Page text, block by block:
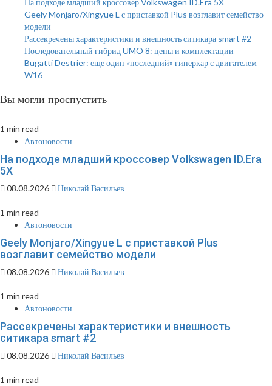
На подходе младший кроссовер Volkswagen ID.Era 5X
Geely Monjaro/Xingyue L с приставкой Plus возглавит семейство
модели
Рассекречены характеристики и внешность ситикара smart #2
Последовательный гибрид UMO 8: цены и комплектации
Bugatti Destrier: еще один «последний» гиперкар с двигателем
W16
Вы могли проспустить
1 min read
Автоновости
На подходе младший кроссовер Volkswagen ID.Era
5X
08.08.2026 Николай Васильев
1 min read
Автоновости
Geely Monjaro/Xingyue L с приставкой Plus
возглавит семейство модели
08.08.2026 Николай Васильев
1 min read
Автоновости
Рассекречены характеристики и внешность
ситикара smart #2
08.08.2026 Николай Васильев
1 min read